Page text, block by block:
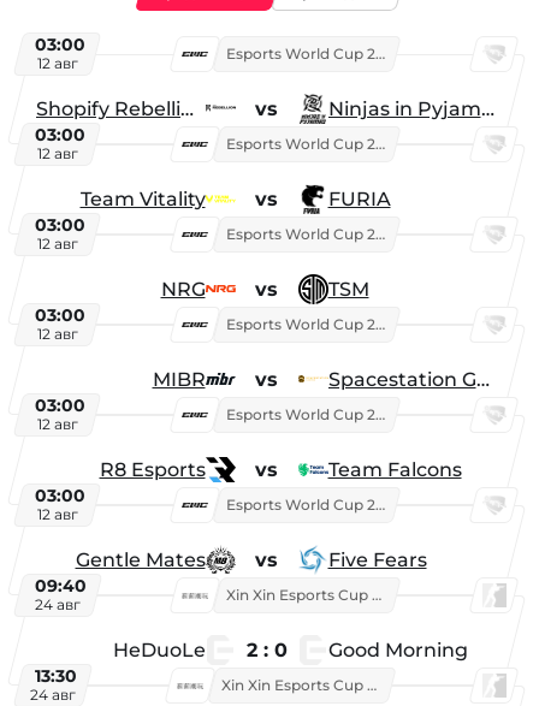
03:00
12 авг
Esports World Cup 2026
Shopify Rebellion vs Ninjas in Pyjamas
03:00
12 авг
Esports World Cup 2026
Team Vitality vs FURIA
03:00
12 авг
Esports World Cup 2026
NRG vs TSM
03:00
12 авг
Esports World Cup 2026
MIBR vs Spacestation Gaming
03:00
12 авг
Esports World Cup 2026
R8 Esports vs Team Falcons
03:00
12 авг
Esports World Cup 2026
Gentle Mates vs Five Fears
09:40
24 авг
Xin Xin Esports Cup 2025
HeDuoLe 2 : 0 Good Morning
13:30
24 авг
Xin Xin Esports Cup 2026